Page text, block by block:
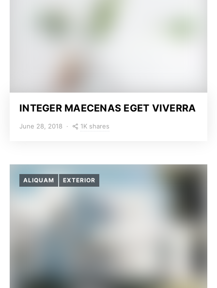
INTEGER MAECENAS EGET VIVERRA
June 28, 2018 1K shares
ALIQUAM EXTERIOR